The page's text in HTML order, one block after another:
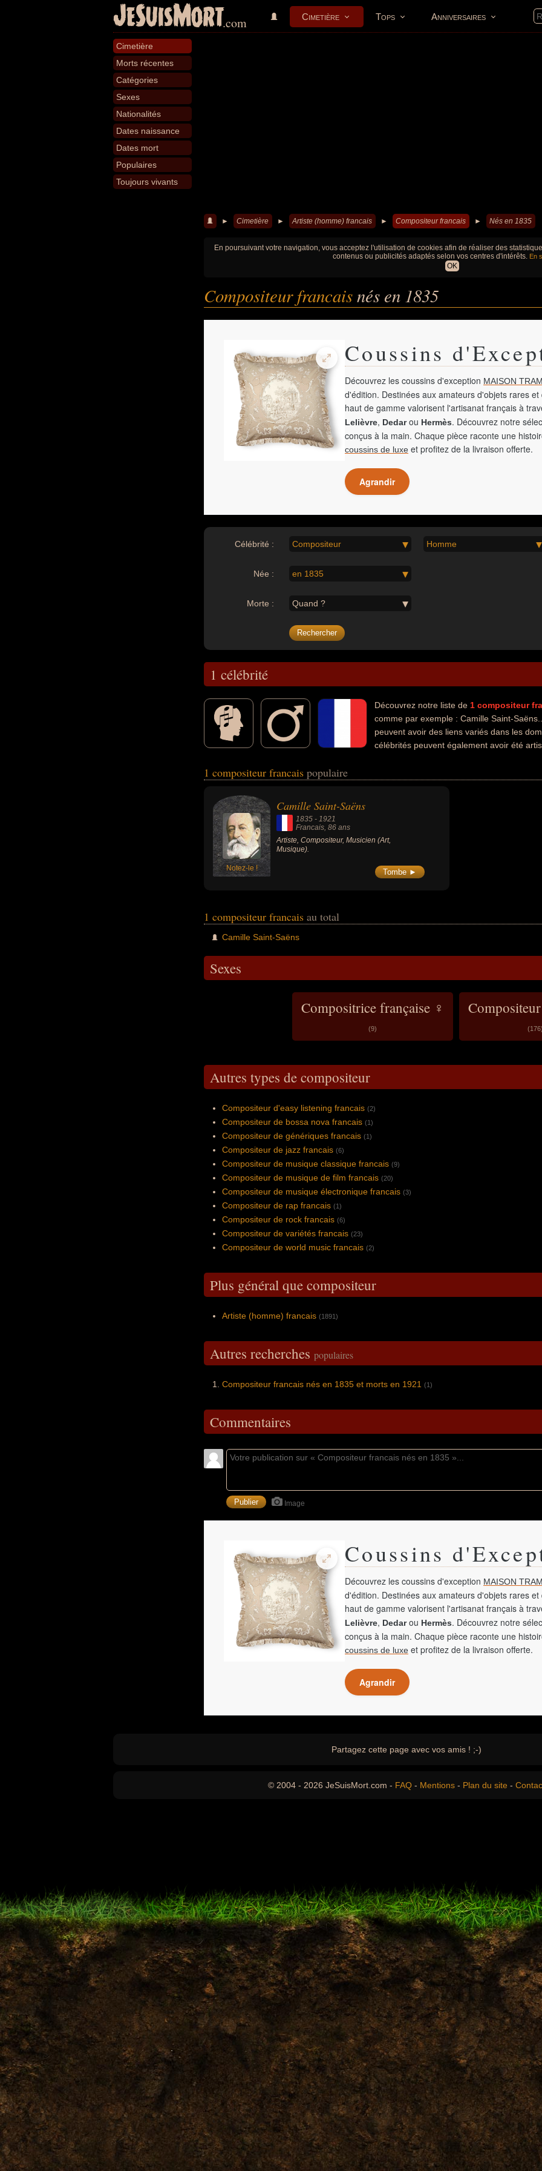
JeSuisMort.com Cimetière Tops Anniversaires
Cimetière
Morts récentes
Catégories
Sexes
Nationalités
Dates naissance
Dates mort
Populaires
Toujours vivants
► Cimetière ► Artiste (homme) francais ► Compositeur francais ► Nés en 1835
En poursuivant votre navigation, vous acceptez l'utilisation de cookies afin de réaliser des
contenus ou publicités adaptés selon vos centres d'intérêts. En
OK
Compositeur francaisnés en 1835
Coussins
Découvrez les coussins d'exception MAISON
d'édition. Destinées aux amateurs d'objets rares
haut de gamme valorisent l'artisanat français à
Lelièvre, Dedarou Hermès. Découvrez notre
conçus à la main. Chaque pièce raconte une
coussins de luxe et profitez de la livraison offerte.
Agrandir
Célébrité : Compositeur Homme
Née : en 1835
Morte : Quand ?
1 célébrité
Découvrez notre liste de 1 compositeur
comme par exemple : Camille Saint-
peuvent avoir des liens variés dans les
célébrités peuvent également avoir été
1 compositeur francais populaire
Notez-le !
Camille Saint-Saëns
1835 - 1921
Francais, 86 ans
Artiste, Compositeur, Musicien (Art,
Musique).
Tombe ►
1 compositeur francais au total
Camille Saint-Saëns
Sexes
Compositrice française ♀
(9) (176)
Autres types de compositeur
Compositeur d'easy listening francais (2)
Compositeur de bossa nova francais (1)
Compositeur de génériques francais (1)
Compositeur de jazz francais (6)
Compositeur de musique classique francais (9)
Compositeur de musique de film francais (20)
Compositeur de musique électronique francais (3)
Compositeur de rap francais (1)
Compositeur de rock francais (6)
Compositeur de variétés francais (23)
Compositeur de world music francais (2)
Plus général que compositeur
Artiste (homme) francais (1891)
Autres recherches populaires
Compositeur francais nés en 1835 et morts en 1921 (1)
Commentaires
Image
Coussins
Découvrez les coussins d'exception MAISON
d'édition. Destinées aux amateurs d'objets rares
haut de gamme valorisent l'artisanat français à
Lelièvre, Dedarou Hermès. Découvrez notre
conçus à la main. Chaque pièce raconte une
coussins de luxe et profitez de la livraison offerte.
Agrandir
Partagez cette page avec vos amis ! ;-)
© 2004 - 2026 JeSuisMort.com - FAQ - Mentions - Plan du site -